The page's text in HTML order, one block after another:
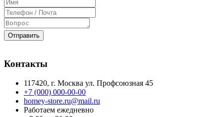
Отправить
Контакты
117420, г. Москва ул. Профсоюзная 45
+7 (000) 000-00-00
homey-store.ru@mail.ru
Работаем ежедневно